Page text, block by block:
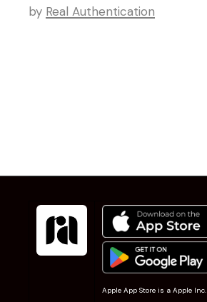
by Real Authentication
Apple App Store is a Apple Inc.